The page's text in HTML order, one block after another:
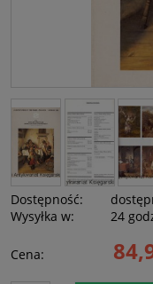
Dostępność:
Wysyłka w:
24
Cena: